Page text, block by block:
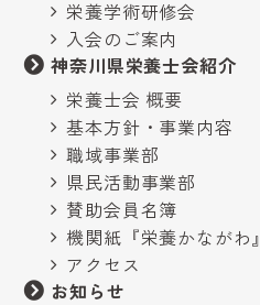
栄養学術研修会
入会のご案内
神奈川県栄養士会紹介
栄養士会 概要
基本方針・事業内容
職域事業部
県民活動事業部
賛助会員名簿
機関紙『栄養かながわ』
アクセス
お知らせ